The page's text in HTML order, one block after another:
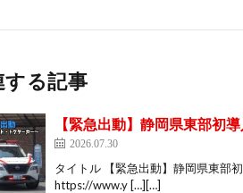
する記事
【緊急出動】静岡県東部初
2026.07.30
タイトル 【緊急出動】静岡県東部
https://www.y […][…]